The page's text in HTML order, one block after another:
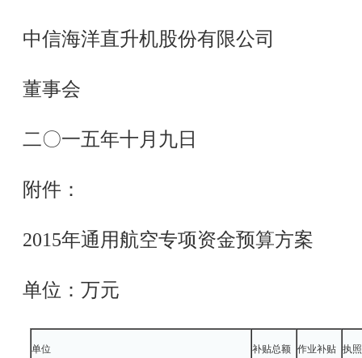
中信海洋直升机股份有限公司
董事会
二〇一五年十月九日
附件：
2015年通用航空专项资金预算方案
单位：万元
单位 补贴总额 作业补贴 执